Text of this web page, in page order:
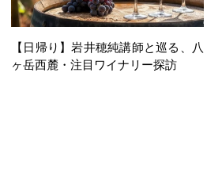
【日帰り】岩井穂純講師と巡る、八
ヶ岳西麓・注目ワイナリー探訪